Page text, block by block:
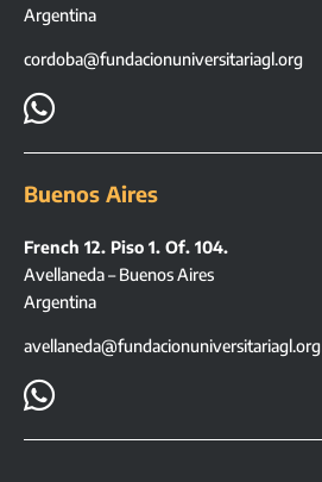
Argentina
cordoba@fundacionuniversitariagl.org

Buenos Aires
French 12. Piso 1. Of. 104.
Avellaneda – Buenos Aires
Argentina
avellaneda@fundacionuniversitariagl.org
